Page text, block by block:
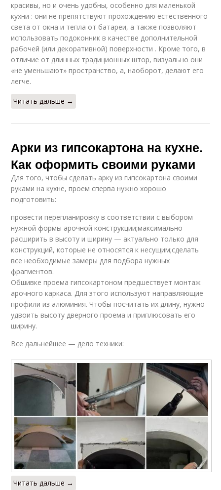
красивы, но и очень удобны, особенно для маленькой
кухни : они не препятствуют прохождению естественного
света от окна и тепла от батареи, а также позволяют
использовать подоконник в качестве дополнительной
рабочей (или декоративной) поверхности . Кроме того, в
отличие от длинных традиционных штор, визуально они
«не уменьшают» пространство, а, наоборот, делают его
легче.
Читать дальше →
Арки из гипсокартона на кухне.
Как оформить своими руками
Для того, чтобы сделать арку из гипсокартона своими
руками на кухне, проем сперва нужно хорошо
подготовить:
провести перепланировку в соответствии с выбором
нужной формы арочной конструкции;максимально
расширить в высоту и ширину — актуально только для
конструкций, которые не относятся к несущим;сделать
все необходимые замеры для подбора нужных
фрагментов.
Обшивке проема гипсокартоном предшествует монтаж
арочного каркаса. Для этого используют направляющие
профили из алюминия. Чтобы посчитать их длину, нужно
удвоить высоту дверного проема и приплюсовать его
ширину.
Все дальнейшее — дело техники:
Читать дальше →